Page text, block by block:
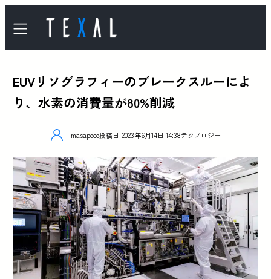
EUVリソグラフィーのブレークスルーによ
り、水素の消費量が80%削減
masapoco投稿日 2023年6月14日 14:38テクノロジー